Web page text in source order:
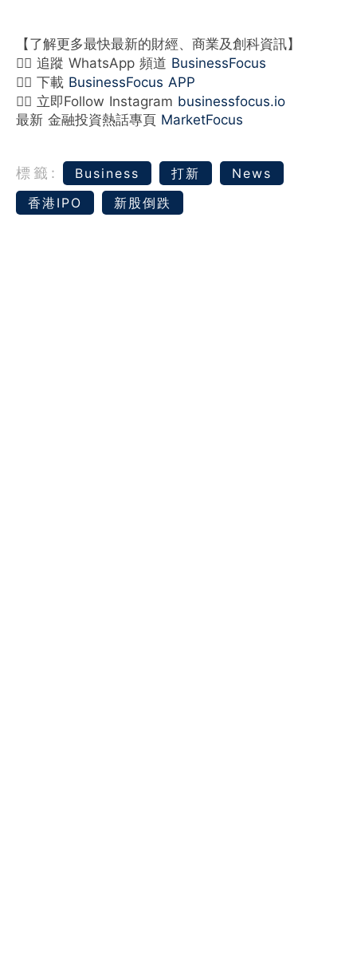
【了解更多最快最新的財經、商業及創科資訊】
👉🏻 追蹤 WhatsApp 頻道 BusinessFocus
👉🏻 下載 BusinessFocus APP
👉🏻 立即Follow Instagram businessfocus.io
最新 金融投資熱話專頁 MarketFocus
標籤: Business 打新
News
香港IPO
新股倒跌